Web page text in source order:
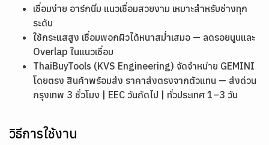
เชื่อมง่าย อาร์กนิ่ม แนวเชื่อมสวยงาม เหมาะสำหรับช่างทุก
ระดับ
ใช้กระแสสูง เชื่อมพอกผิวได้หนาสม่ำเสมอ — ลดรอยนูนและ
Overlap ในแนวเชื่อม
ThaiBuyTools (KVS Engineering) จัดจำหน่าย GEMINI
โดยตรง สินค้าพร้อมส่ง ราคาส่งตรงจากตัวแทน — ส่งด่วน
กรุงเทพ 3 ชั่วโมง | EEC วันถัดไป | ทั่วประเทศ 1–3 วัน
วิธีการใช้งาน